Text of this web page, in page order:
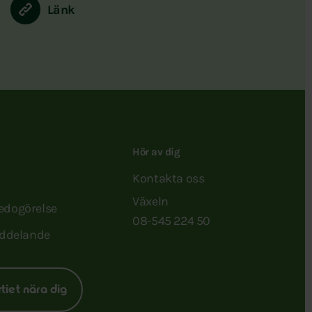
Länk
nära dig
Hör av dig
Kontakta oss
Växeln
08-545 224 50